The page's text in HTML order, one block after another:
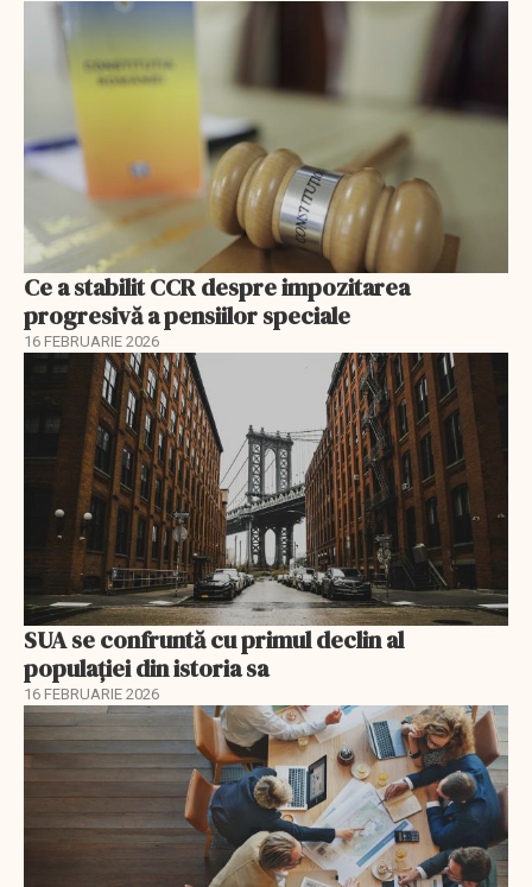
Ce a stabilit CCR despre impozitarea
progresivă a pensiilor speciale
16 FEBRUARIE 2026
SUA se confruntă cu primul declin al
populației din istoria sa
16 FEBRUARIE 2026